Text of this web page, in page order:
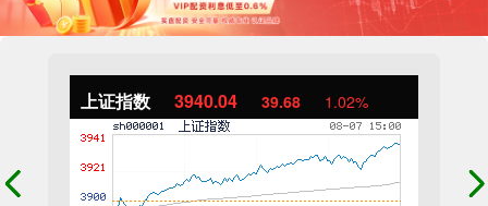
上证指数 3940.04 39.68 1.02%